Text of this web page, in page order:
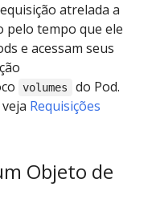
atrelada a
pelo tempo que ele
e acessam seus
volumes
do Pod.
Requisições
Objeto de